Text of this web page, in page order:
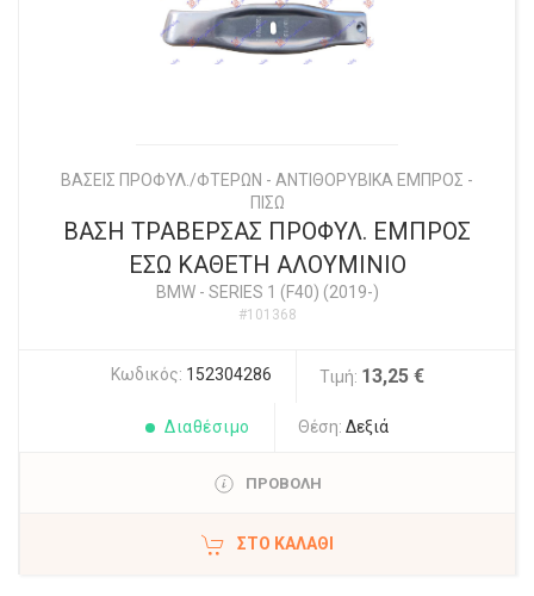
ΒΑΣΕΙΣ ΠΡΟΦΥΛ./ΦΤΕΡΩΝ - ΑΝΤΙΘΟΡΥΒΙΚΑ ΕΜΠΡΟΣ -
ΠΙΣΩ
ΒΑΣΗ ΤΡΑΒΕΡΣΑΣ ΠΡΟΦΥΛ. ΕΜΠΡΟΣ
ΕΣΩ ΚΑΘΕΤΗ ΑΛΟΥΜΙΝΙΟ
BMW- SERIES 1 (F40) (2019-)
#101368
Κωδικός: 152304286 Τιμή: 13,25 €
Διαθέσιμο Θέση: Δεξιά
ΠΡΟΒΟΛΗ
ΣΤΟ ΚΑΛΆΘΙ